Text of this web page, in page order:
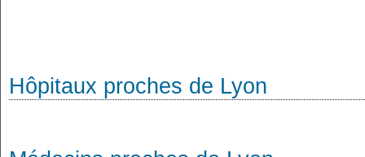
Hôpitaux proches de Lyon